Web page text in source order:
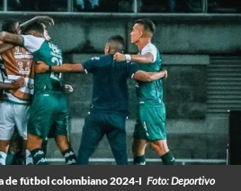
de fútbol colombiano 2024-I Foto: Deportivo